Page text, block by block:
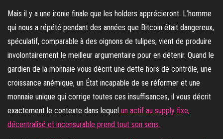
Mais il y a une ironie finale que les holders apprécieront. L’homme
qui nous a répété pendant des années que Bitcoin était dangereux,
spéculatif, comparable à des oignons de tulipes, vient de produire
involontairement le meilleur argumentaire pour en détenir. Quand le
gardien de la monnaie vous décrit une dette hors de contrôle, une
croissance anémique, un État incapable de se réformer et une
monnaie unique qui corrige toutes ces insuffisances, il vous décrit
exactement le contexte dans lequel un actif au supply fixe,
décentralisé et incensurable prend tout son sens.